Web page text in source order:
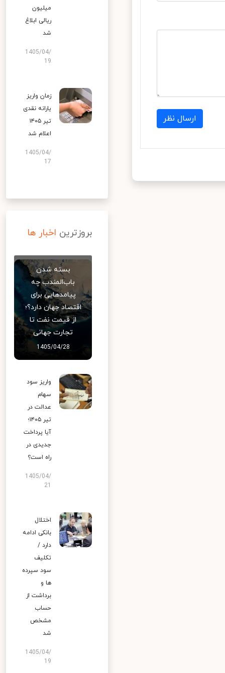
ارسال نظر
میلیون
ریالی ابلاغ
شد
1405/04/
19
زمان واریز
یارانه نقدی
تیر ۱۴۰۵
اعلام شد
1405/04/
17
بروزترین اخبار ها
بسته شدن
باب‌المندب چه
پیامدهایی برای
اقتصاد جهان دارد؟؛
از قیمت نفت تا
تجارت جهانی
1405/04/28
واریز سود
سهام
عدالت در
تیر ۱۴۰۵؛
آیا پرداخت
جدیدی در
راه است؟
1405/04/
اختلال
بانکی ادامه
دارد /
تکلیف
سود سپرده
ها و
برداشت از
حساب
مشخص
شد
1405/04/
19